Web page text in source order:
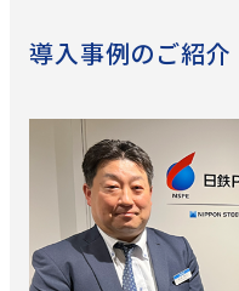
導入事例のご紹介